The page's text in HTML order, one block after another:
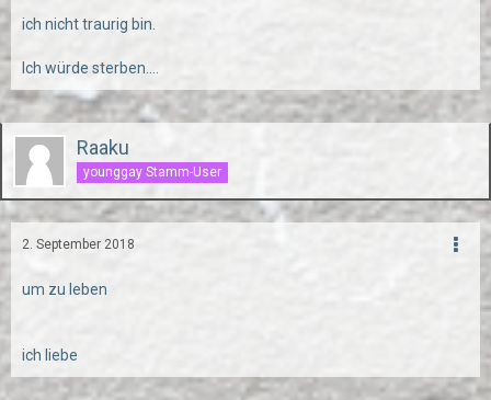
ich nicht traurig bin.
Ich würde sterben....
Raaku
younggay Stamm-User
2. September 2018
um zu leben
ich liebe